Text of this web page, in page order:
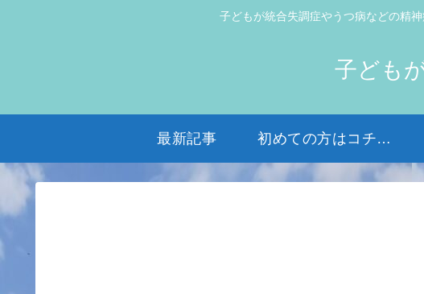
子どもが統合失調症やうつ病などの精
子ども
最新記事 初めての方はコチラから